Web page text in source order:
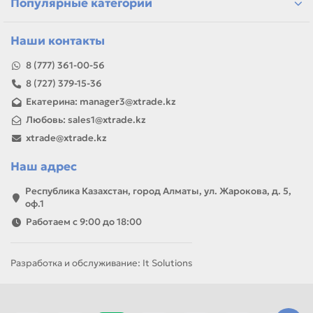
Популярные категории
Наши контакты
8 (777) 361-00-56
8 (727) 379-15-36
Екатерина: manager3@xtrade.kz
Любовь: sales1@xtrade.kz
xtrade@xtrade.kz
Наш адрес
Республика Казахстан, город Алматы, ул. Жарокова, д. 5,
оф.1
Работаем с 9:00 до 18:00
Разработка и обслуживание: It Solutions